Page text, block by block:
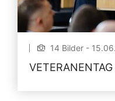
14 Bilder -